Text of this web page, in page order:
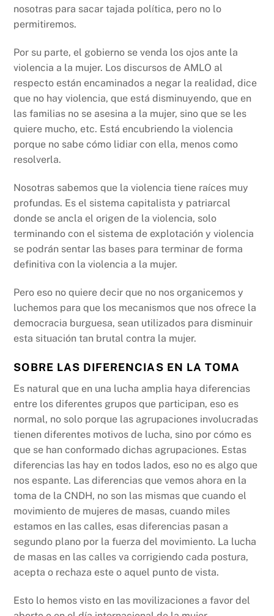
nosotras para sacar tajada política, pero no lo
permitiremos.
Por su parte, el gobierno se venda los ojos ante la
violencia a la mujer. Los discursos de AMLO al
respecto están encaminados a negar la realidad, dice
que no hay violencia, que está disminuyendo, que en
las familias no se asesina a la mujer, sino que se les
quiere mucho, etc. Está encubriendo la violencia
porque no sabe cómo lidiar con ella, menos como
resolverla.
Nosotras sabemos que la violencia tiene raíces muy
profundas. Es el sistema capitalista y patriarcal
donde se ancla el origen de la violencia, solo
terminando con el sistema de explotación y violencia
se podrán sentar las bases para terminar de forma
definitiva con la violencia a la mujer.
Pero eso no quiere decir que no nos organicemos y
luchemos para que los mecanismos que nos ofrece la
democracia burguesa, sean utilizados para disminuir
esta situación tan brutal contra la mujer.
SOBRE LAS DIFERENCIAS EN LA TOMA
Es natural que en una lucha amplia haya diferencias
entre los diferentes grupos que participan, eso es
normal, no solo porque las agrupaciones involucradas
tienen diferentes motivos de lucha, sino por cómo es
que se han conformado dichas agrupaciones. Estas
diferencias las hay en todos lados, eso no es algo que
nos espante. Las diferencias que vemos ahora en la
toma de la CNDH, no son las mismas que cuando el
movimiento de mujeres de masas, cuando miles
estamos en las calles, esas diferencias pasan a
segundo plano por la fuerza del movimiento. La lucha
de masas en las calles va corrigiendo cada postura,
acepta o rechaza este o aquel punto de vista.
Esto lo hemos visto en las movilizaciones a favor del